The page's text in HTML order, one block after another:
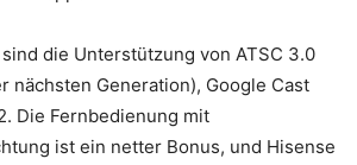
die Unterstützung von ATSC 3.0
nächsten Generation), Google Cast
Die Fernbedienung mit
ist ein netter Bonus, und Hisense